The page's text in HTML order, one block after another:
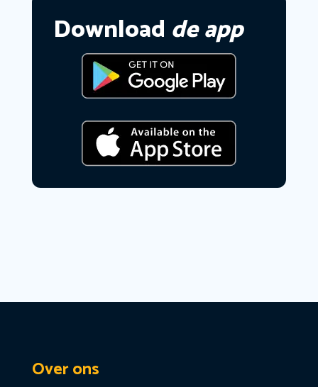
Download de app
Over ons